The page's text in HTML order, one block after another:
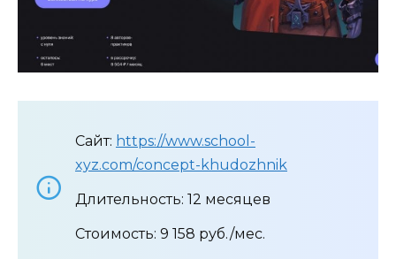
Сайт: https://www.school-
xyz.com/concept-khudozhnik
Длительность: 12 месяцев
Стоимость: 9 158 руб./мес.